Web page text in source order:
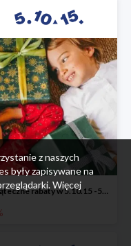
Świąteczne rabaty w 5.10.15 -50%
z naszych
były zapisywane na
Więcej